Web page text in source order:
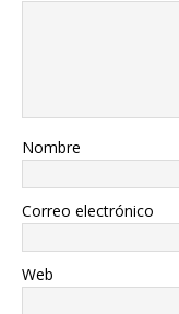
Nombre
Correo electrónico
Web